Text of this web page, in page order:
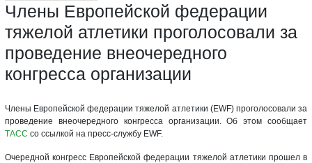
Члены Европейской федерации
тяжелой атлетики проголосовали за
проведение внеочередного
конгресса организации
Члены Европейской федерации тяжелой атлетики (EWF) проголосовали за
проведение внеочередного конгресса организации. Об этом сообщает
ТАСС со ссылкой на пресс-службу EWF.
Очередной конгресс Европейской федерации тяжелой атлетики прошел в